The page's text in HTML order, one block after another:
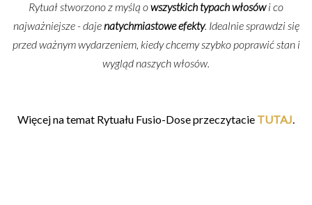
Rytuał stworzono z myślą owszystkich typach włosówi co
najważniejsze - dajenatychmiastowe efekty. Idealnie sprawdzi się
przed ważnym wydarzeniem, kiedy chcemy szybko poprawić stan i
wygląd naszych włosów.
Więcej na temat Rytuału Fusio-Dose przeczytacie TUTAJ.